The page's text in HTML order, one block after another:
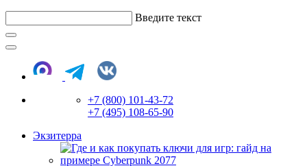
Введите текст
+7 (800) 101-43-72
+7 (495) 108-65-90
Экзитерра